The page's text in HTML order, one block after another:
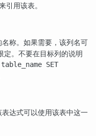
引用该表。
称。如果需要，该列名可
定。不要在目标列的说明
table_name SET
达式可以使用该表中这一